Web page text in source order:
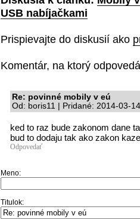
USB nabíjačkami
Prispievajte do diskusií ako
Komentár, na ktorý
Re: povinné mobily v eú
Od: boris11 | Pridané: 2014-03-
ked to raz bude zakonom dane
bud to dodaju tak ako zakon
Odpovedať
Meno:
Titulok: